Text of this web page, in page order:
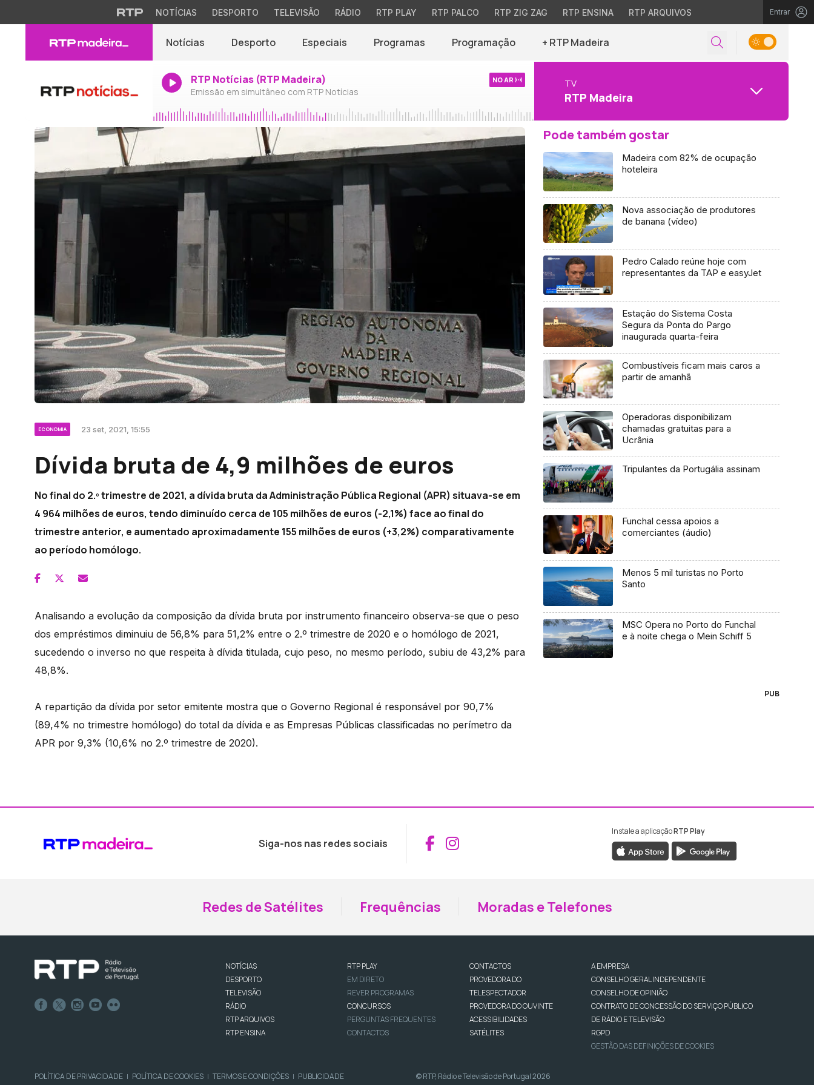
NOTÍCIAS DESPORTO TELEVISÃO RÁDIO RTP PLAY RTP PALCO RTP ZIG ZAG RTP ENSINA RTP ARQUIVOS Entrar
Notícias Desporto Especiais Programas Programação + RTP Madeira
RTP Notícias (RTP Madeira)
Emissão em simultâneo com RTP Notícias
NO AR TV
RTP Madeira
ECONOMIA 23 set, 2021, 15:55
Dívida bruta de 4,9 milhões de euros
No final do 2.º trimestre de 2021, a dívida bruta da Administração Pública Regional (APR) situava-se em
4 964 milhões de euros, tendo diminuído cerca de 105 milhões de euros (-2,1%) face ao final do
trimestre anterior, e aumentado aproximadamente 155 milhões de euros (+3,2%) comparativamente
ao período homólogo.
Analisando a evolução da composição da dívida bruta por instrumento financeiro observa-se que o peso
dos empréstimos diminuiu de 56,8% para 51,2% entre o 2.º trimestre de 2020 e o homólogo de 2021,
sucedendo o inverso no que respeita à dívida titulada, cujo peso, no mesmo período, subiu de 43,2% para
48,8%.
A repartição da dívida por setor emitente mostra que o Governo Regional é responsável por 90,7%
(89,4% no trimestre homólogo) do total da dívida e as Empresas Públicas classificadas no perímetro da
APR por 9,3% (10,6% no 2.º trimestre de 2020).
Pode também gostar
Madeira com 82% de ocupação
hoteleira
Nova associação de produtores
de banana (vídeo)
Pedro Calado reúne hoje com
representantes da TAP e easyJet
Estação do Sistema Costa
Segura da Ponta do Pargo
inaugurada quarta-feira
Combustíveis ficam mais caros a
partir de amanhã
Operadoras disponibilizam
chamadas gratuitas para a
Ucrânia
Tripulantes da Portugália assinam
Funchal cessa apoios a
comerciantes (áudio)
Menos 5 mil turistas no Porto
Santo
MSC Opera no Porto do Funchal
e à noite chega o Mein Schiff 5
PUB
Siga-nos nas redes sociais Aceder ao Facebook da RTP Madeira
Aceder ao Instagram da RTP Madeira
Instale a aplicaçãoRTP Play
Redes de Satélites Frequências Moradas e Telefones
NOTÍCIAS
DESPORTO
TELEVISÃO
RÁDIO
RTP ARQUIVOS
RTP ENSINA
RTP PLAY
EM DIRETO
REVER PROGRAMAS
CONCURSOS
PERGUNTAS FREQUENTES
CONTACTOS
CONTACTOS
PROVEDORA DO
TELESPECTADOR
PROVEDORA DO OUVINTE
ACESSIBILIDADES
SATÉLITES
A EMPRESA
CONSELHO GERAL INDEPENDENTE
CONSELHO DE OPINIÃO
CONTRATO DE CONCESSÃO DO SERVIÇO PÚBLICO
DE RÁDIO E TELEVISÃO
RGPD
GESTÃO DAS DEFINIÇÕES DE COOKIES
POLÍTICA DE PRIVACIDADE | POLÍTICA DE COOKIES | TERMOS E CONDIÇÕES | PUBLICIDADE © RTP, Rádio e Televisão de Portugal 2026